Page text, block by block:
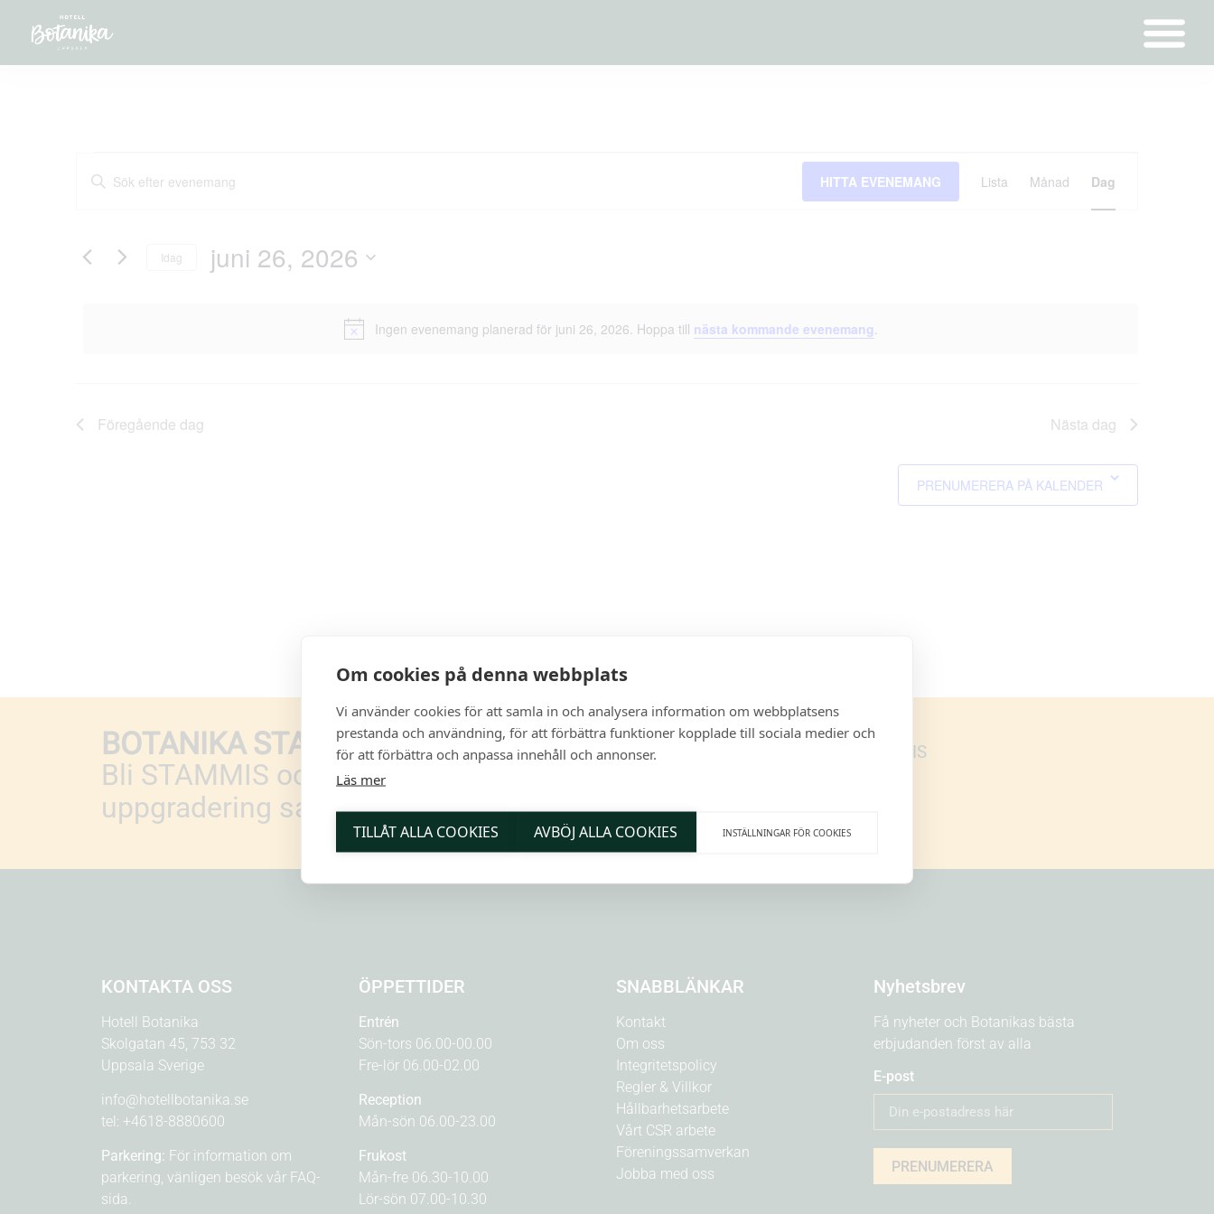
Om cookies på denna webbplats
Vi använder cookies för att samla in och analysera information om webbplatsens
prestanda och användning, för att förbättra funktioner kopplade till sociala medier och
för att förbättra och anpassa innehåll och annonser.
Läs mer
TILLÅT ALLA COOKIES AVBÖJ ALLA COOKIES INSTÄLLNINGAR FÖR COOKIES
Meddelande
Ingen evenemang planerad för juni 26, 2026. Hoppa till nästa kommande evenemang.
EVENEMANG
VYER
Ange
nyckelord.
nyckelord.
HITTA EVENEMANG
vynavigering
Lista Månad Dag
Idag juni 26, 2026
Föregående dag Nästa dag
PRENUMERERA PÅ KALENDER
BOTANIKA STAMMIS
Bli STAMMIS och få medlemspriser, fri
uppgradering samt bonus på alla köp!
BLI STAMMIS
KONTAKTA OSS
Hotell Botanika
Skolgatan 45, 753 32
Uppsala Sverige
info@hotellbotanika.se
tel: +4618-8880600
Parkering: För information om
parkering, vänligen besök vår FAQ-
sida.
ÖPPETTIDER
Entrén
Sön-tors 06.00-00.00
Fre-lör 06.00-02.00
Reception
Mån-sön 06.00-23.00
Frukost
Mån-fre 06.30-10.00
Lör-sön 07.00-10.30
SNABBLÄNKAR
Kontakt
Om oss
Integritetspolicy
Regler & Villkor
Hållbarhetsarbete
Vårt CSR arbete
Föreningssamverkan
Jobba med oss
Nyhetsbrev
Få nyheter och Botanikas bästa
erbjudanden först av alla
E-post
PRENUMERERA